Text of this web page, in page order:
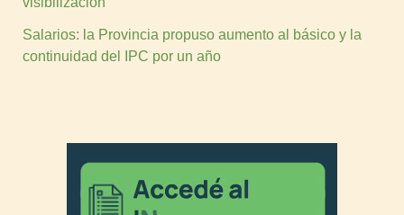
Salarios: la Provincia propuso aumento al básico y la
continuidad del IPC por un año